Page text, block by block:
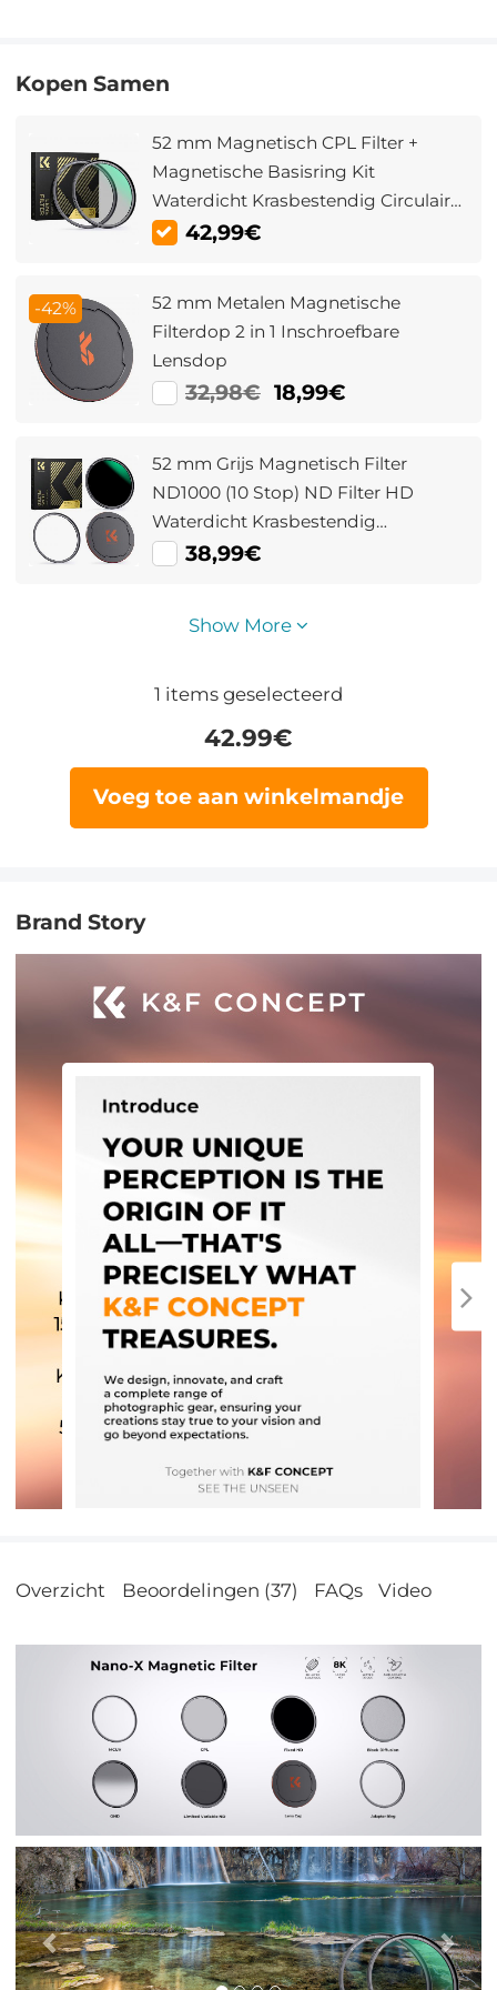
Kopen Samen
52 mm Magnetisch CPL Filter +
Magnetische Basisring Kit
Waterdicht Krasbestendig Circulair
Polarisatiefilter Met 28 Multi
42,99€
-42%
52 mm Metalen Magnetische
Filterdop 2 in 1 Inschroefbare
Lensdop
32,98€ 18,99€
52 mm Grijs Magnetisch Filter
ND1000 (10 Stop) ND Filter HD
Waterdicht Krasbestendig
Antireflecterende Magneet Lens
38,99€
Show More
1 items geselecteerd
42.99€
Voeg toe aan winkelmandje
Brand Story
Overzicht Beoordelingen (37) FAQs Video
Vorig